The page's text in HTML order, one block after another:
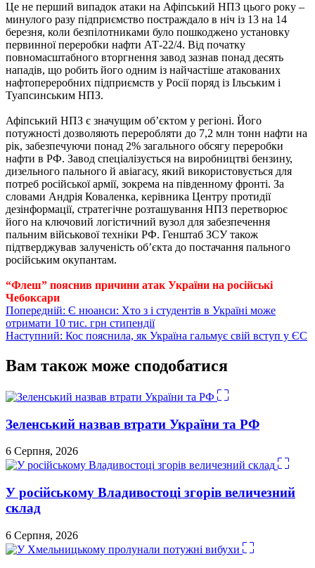
Це не перший випадок атаки на Афіпський НПЗ цього року –
минулого разу підприємство постраждало в ніч із 13 на 14
березня, коли безпілотниками було пошкоджено установку
первинної переробки нафти АТ-22/4. Від початку
повномасштабного вторгнення завод зазнав понад десять
нападів, що робить його одним із найчастіше атакованих
нафтопереробних підприємств у Росії поряд із Ільським і
Туапсинським НПЗ.
Афіпський НПЗ є значущим об’єктом у регіоні. Його
потужності дозволяють переробляти до 7,2 млн тонн нафти на
рік, забезпечуючи понад 2% загального обсягу переробки
нафти в РФ. Завод спеціалізується на виробництві бензину,
дизельного пального й авіагасу, який використовується для
потреб російської армії, зокрема на південному фронті. За
словами Андрія Коваленка, керівника Центру протидії
дезінформації, стратегічне розташування НПЗ перетворює
його на ключовий логістичний вузол для забезпечення
пальним військової техніки РФ. Генштаб ЗСУ також
підтверджував залученість об’єкта до постачання пального
російським окупантам.
“Флеш” пояснив причини атак України на російські
Чебоксари
Навігація
записів
Попередній: Є нюанси: Хто з і студентів в Україні може
отримати 10 тис. грн стипендії
Наступний: Кос пояснила, як Україна гальмує свій вступ у ЄС
Вам також може сподобатися
Зеленський назвав втрати України та РФ
6 Серпня, 2026
У російському Владивостоці згорів величезний
склад
6 Серпня, 2026